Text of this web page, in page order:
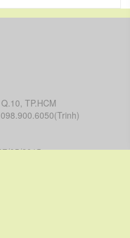
TP.HCM
05/2015